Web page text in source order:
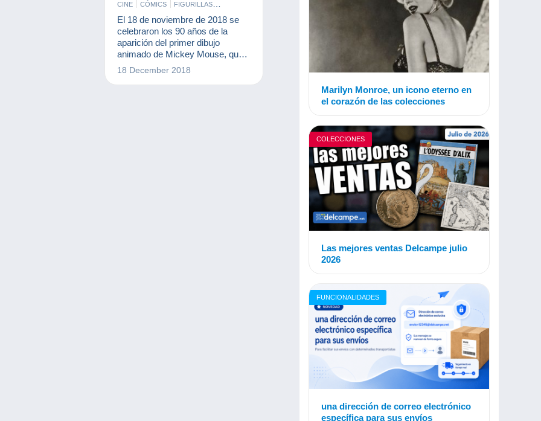
CINE CÓMICS
FIGURILLAS
LIBROS Y REVISTAS
MONEDAS & BILLETES
El 18 de noviembre de 2018 se
celebraron los 90 años de la
aparición del primer dibujo
animado de Mickey Mouse, que
dio a conocer al ratón más
18 December 2018
Marilyn Monroe, un icono eterno en
el corazón de las colecciones
COLECCIONES
Las mejores ventas Delcampe julio
2026
FUNCIONALIDADES
una dirección de correo electrónico
específica para sus envíos